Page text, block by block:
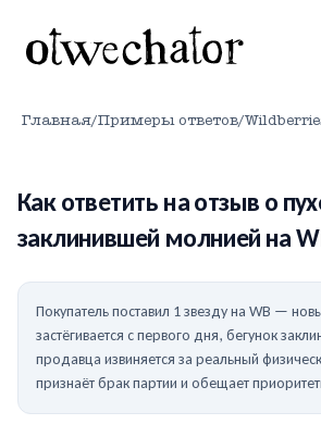
Главная/Примеры ответов/
Как ответить на отзыв о
заклинившей молнией на
Покупатель поставил 1 звезду на WB —
застёгивается с первого дня, бегунок
продавца извиняется за реальный
признаёт брак партии и обещает